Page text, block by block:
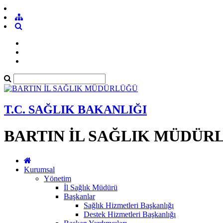
T.C. SAĞLIK BAKANLIĞI
BARTIN İL SAĞLIK
Kurumsal
Yönetim
İl Sağlık Müdürü
Başkanlar
Sağlık Hizmetleri Başkanlığı
Destek Hizmetleri Başkanlığı